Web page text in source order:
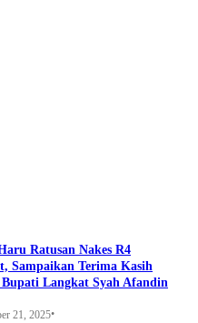
Ratusan Nakes R4
Sampaikan Terima Kasih
Bupati Langkat Syah Afandin
21, 2025•